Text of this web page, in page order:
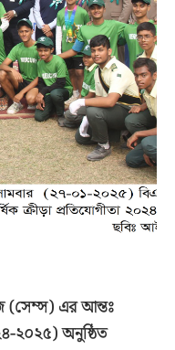
(সেম্স) এর আন্তঃ
২০২৫) অনুষ্ঠিত